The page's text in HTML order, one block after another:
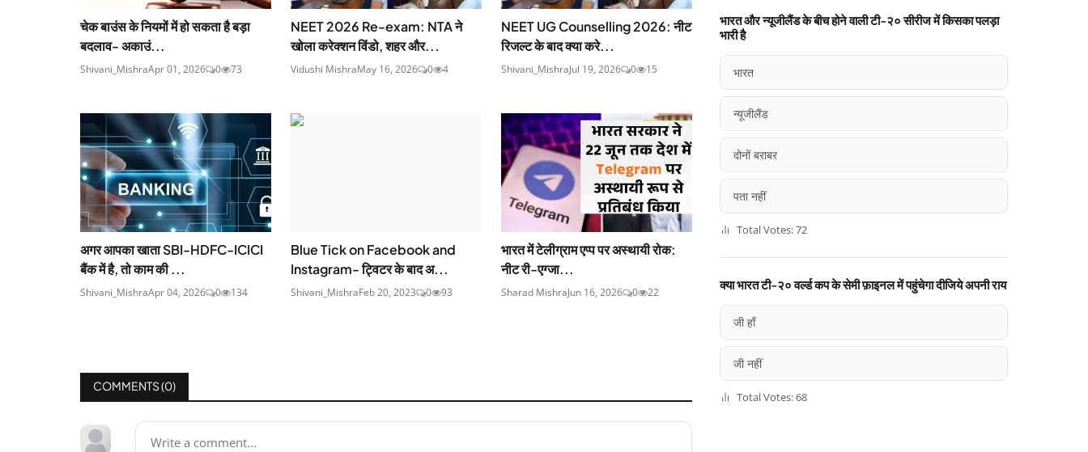
चेक बाउंस के नियमों में हो सकता है बड़ा
बदलाव- अकाउं...
Shivani_MishraApr 01, 2026 0 73
NEET 2026 Re-exam: NTA ने
खोला करेक्शन विंडो, शहर और...
Vidushi MishraMay 16, 2026 0 4
NEET UG Counselling 2026: नीट
रिजल्ट के बाद क्या करे...
Shivani_MishraJul 19, 2026 0 15
अगर आपका खाता SBI-HDFC-ICICI
बैंक में है, तो काम की ...
Shivani_MishraApr 04, 2026 0 134
Blue Tick on Facebook and
Instagram- ट्विटर के बाद अ...
Shivani_MishraFeb 20, 2023 0 93
भारत में टेलीग्राम एप्प पर अस्थायी रोक:
नीट री-एग्जा...
Sharad MishraJun 16, 2026 0 22
COMMENTS (0)
भारत और न्यूजीलैंड के बीच होने वाली टी-२० सीरीज में किसका पलड़ा
भारी है
भारत
न्यूजीलैंड
दोनों बराबर
पता नहीं
Total Votes: 72
क्या भारत टी-२० वर्ल्ड कप के सेमी फ़ाइनल में पहुंचेगा दीजिये अपनी राय
जी हाँ
जी नहीं
Total Votes: 68